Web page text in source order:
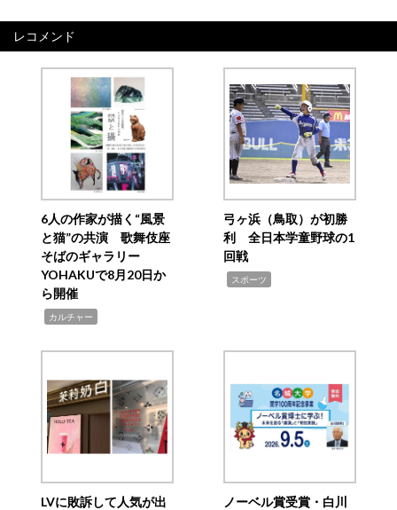
レコメンド
6人の作家が描く“風景
と猫”の共演 歌舞伎座
そばのギャラリー
YOHAKUで8月20日か
ら開催
カルチャー
弓ヶ浜（鳥取）が初勝
利 全日本学童野球の1
回戦
スポーツ
LVに敗訴して人気が出
ノーベル賞受賞・白川